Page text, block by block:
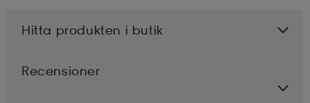
Hitta produkten i butik
Recensioner